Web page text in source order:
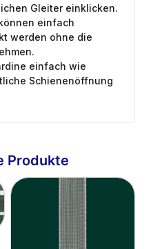
Gleiter einklicken.
einfach
werden ohne die
einfach wie
Schienenöffnung
Produkte